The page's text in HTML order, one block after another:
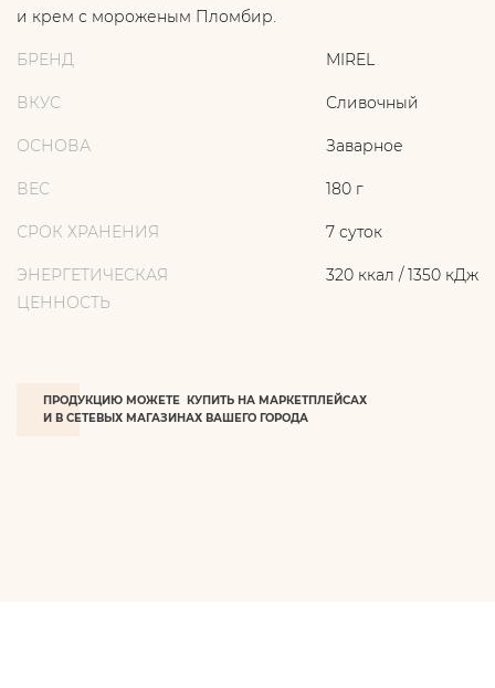
и крем с мороженым Пломбир.
БРЕНД
ВКУС
ОСНОВА
ВЕС
СРОК ХРАНЕНИЯ
ЭНЕРГЕТИЧЕСКАЯ
ЦЕННОСТЬ
MIREL
Сливочный
Заварное
180 г
7 суток
320 ккал / 1350 кДж
ПРОДУКЦИЮ МОЖЕТЕ КУПИТЬ НА МАРКЕТПЛЕЙСАХ
И В СЕТЕВЫХ МАГАЗИНАХ ВАШЕГО ГОРОДА